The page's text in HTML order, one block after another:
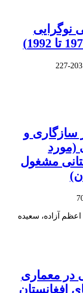
‌نوگرایی
203-227
و
(مورد
مشغول
آزاده، سعیده
در معماری
افغانستان